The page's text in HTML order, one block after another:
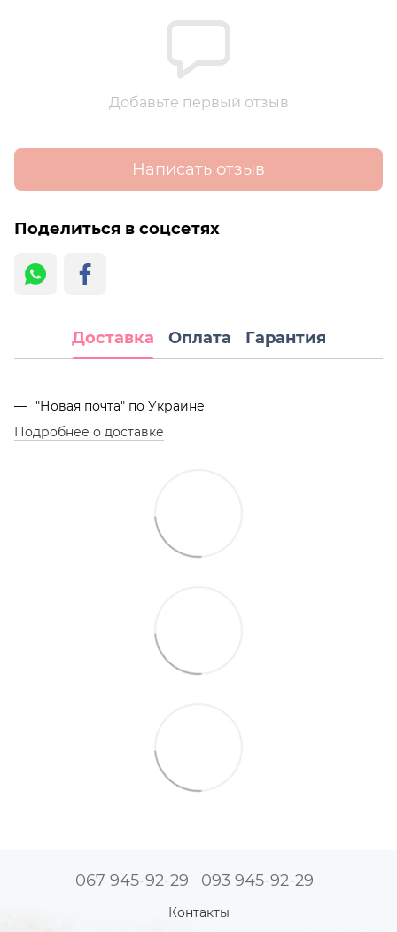
Добавьте первый отзыв
Написать отзыв
Поделиться в соцсетях
Доставка Оплата Гарантия
"Новая почта" по Украине
Подробнее о доставке
067 945-92-29 093 945-92-29
Контакты